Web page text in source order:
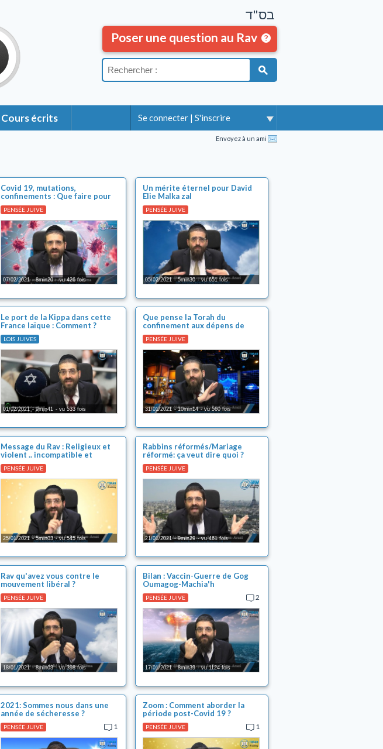
Se connecter | S'inscrire
בס"ד
Poser une question au Rav
Cours écrits
Envoyez à un ami
Covid 19, mutations,
confinements : Que faire pour
en finir ?
PENSÉE JUIVE
07/02/2021 8min20 vu 426 fois
Un mérite éternel pour David
Elie Malka zal
PENSÉE JUIVE
05/02/2021 5min30 vu 651 fois
Le port de la Kippa dans cette
France laïque : Comment ?
LOIS JUIVES
01/02/2021 9min41 vu 533 fois
Que pense la Torah du
confinement aux dépens de
l'économie ?
PENSÉE JUIVE
31/01/2021 10min14 vu 560 fois
Message du Rav : Religieux et
violent .. incompatible et
contradictoire !
PENSÉE JUIVE
25/01/2021 5min03 vu 545 fois
Rabbins réformés/Mariage
réformé: ça veut dire quoi ?
PENSÉE JUIVE
21/01/2021 9min29 vu 461 fois
Rav qu'avez vous contre le
mouvement libéral ?
PENSÉE JUIVE
18/01/2021 8min03 vu 398 fois
Bilan : Vaccin-Guerre de Gog
Oumagog-Machia'h
2
PENSÉE JUIVE
17/01/2021 8min39 vu 1124 fois
2021: Sommes nous dans une
année de sécheresse ?
1
PENSÉE JUIVE
Zoom : Comment aborder la
période post-Covid 19 ?
1
PENSÉE JUIVE